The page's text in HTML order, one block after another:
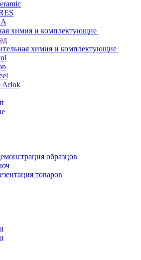
химия и комплектующие
химия и комплектующие
Arlok
образцов
товаров